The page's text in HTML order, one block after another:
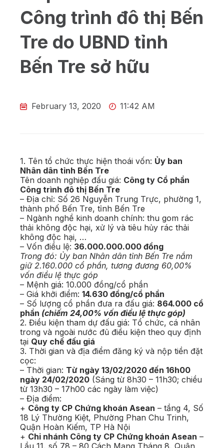
Công trình đô thị Bến
Tre do UBND tỉnh
Bến Tre sở hữu
February 13, 2020 11:42 AM
1. Tên tổ chức thực hiện thoái vốn: Ủy ban
Nhân dân tỉnh Bến Tre
Tên doanh nghiệp đấu giá: Công ty Cổ phần
Công trình đô thị Bến Tre
– Địa chỉ: Số 26 Nguyễn Trung Trực, phường 1,
thành phố Bến Tre, tỉnh Bến Tre
– Ngành nghề kinh doanh chính: thu gom rác
thải không độc hại, xử lý và tiêu hủy rác thải
không độc hại, …
– Vốn điều lệ: 36.000.000.000 đồng
Trong đó: Ủy ban Nhân dân tỉnh Bến Tre nắm
giữ 2.160.000 cổ phần, tương đương 60,00%
vốn điều lệ thực góp
– Mệnh giá: 10.000 đồng/cổ phần
– Giá khởi điểm: 14.630 đồng/cổ phần
– Số lượng cổ phần đưa ra đấu giá: 864.000 cổ
phần (chiếm 24,00% vốn điều lệ thực góp)
2. Điều kiện tham dự đấu giá: Tổ chức, cá nhân
trong và ngoài nước đủ điều kiện theo quy định
tại Quy chế đấu giá
3. Thời gian và địa điểm đăng ký và nộp tiền đặt
cọc:
– Thời gian: Từ ngày 13/02/2020 đến 16h00
ngày 24/02/2020 (Sáng từ 8h30 – 11h30; chiều
từ 13h30 – 17h00 các ngày làm việc)
– Địa điểm:
+ Công ty CP Chứng khoán Asean – tầng 4, Số
18 Lý Thường Kiệt, Phường Phan Chu Trinh,
Quận Hoàn Kiếm, TP Hà Nội
+ Chi nhánh Công ty CP Chứng khoán Asean –